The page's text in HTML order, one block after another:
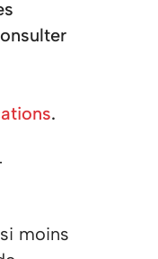
.
moins